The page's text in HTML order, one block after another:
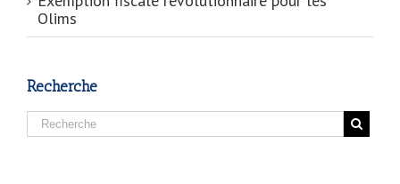
Olims
Recherche